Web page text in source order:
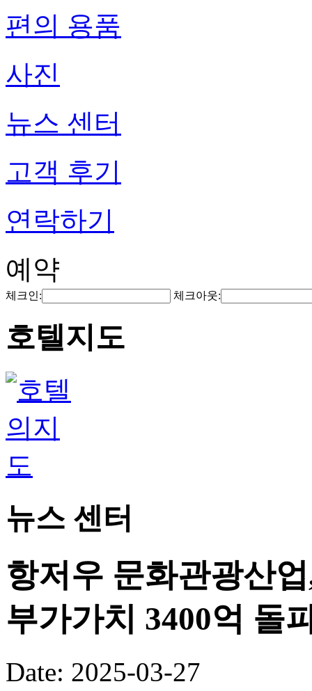
편의 용품
사진
뉴스 센터
고객 후기
연락하기
예약
체크인: 체크아웃:
호텔지도
뉴스 센터
항저우 문화관광산
부가가치 3400억 돌
Date: 2025-03-27